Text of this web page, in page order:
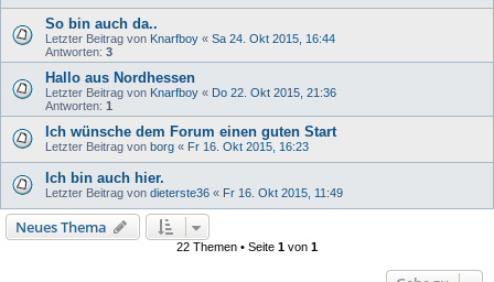
So bin auch da..
Letzter Beitrag von Knarfboy « Sa 24. Okt 2015, 16:44
Antworten: 3
Hallo aus Nordhessen
Letzter Beitrag von Knarfboy « Do 22. Okt 2015, 21:36
Antworten: 1
Ich wünsche dem Forum einen guten Start
Letzter Beitrag von borg « Fr 16. Okt 2015, 16:23
Ich bin auch hier.
Letzter Beitrag von dieterste36 « Fr 16. Okt 2015, 11:49
Neues Thema
22 Themen • Seite 1 von 1